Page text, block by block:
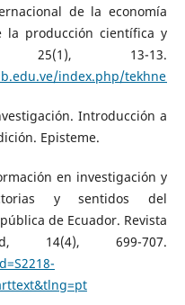
de la economía
producción científica y
25(1), 13-13.
index.php/tekhne/
Introducción a
Episteme.
en investigación y
y sentidos del
de Ecuador. Revista
14(4), 699-707.